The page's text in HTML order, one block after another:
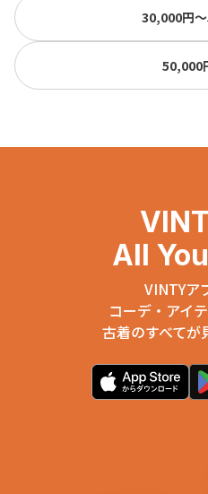
30,000円
50,000
All
VINTYア
コーデ・アイ
古着のすべてが